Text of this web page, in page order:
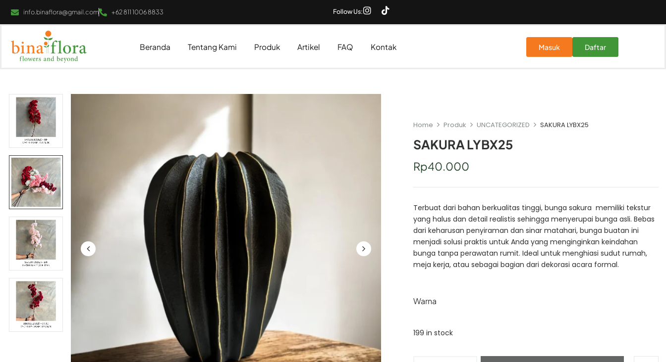
info.binaflora@gmail.com +62 811 1006 8833 Follow Us:
Beranda Tentang Kami Produk Artikel FAQ Kontak Masuk Daftar
Home Produk UNCATEGORIZED SAKURA LYBX25
SAKURA LYBX25
Rp40.000
Terbuat dari bahan berkualitas tinggi, bunga sakura memiliki tekstur
yang halus dan detail realistis sehingga menyerupai bunga asli. Bebas
dari keharusan penyiraman dan sinar matahari, bunga buatan ini
menjadi solusi praktis untuk Anda yang menginginkan keindahan
bunga tanpa perawatan rumit. Ideal untuk menghiasi sudut rumah,
meja kerja, atau sebagai bagian dari dekorasi acara formal.
Warna
199 in stock